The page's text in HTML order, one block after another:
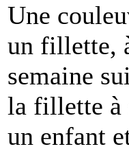
Une
un fillette,
semaine
la fillette à
un enfant